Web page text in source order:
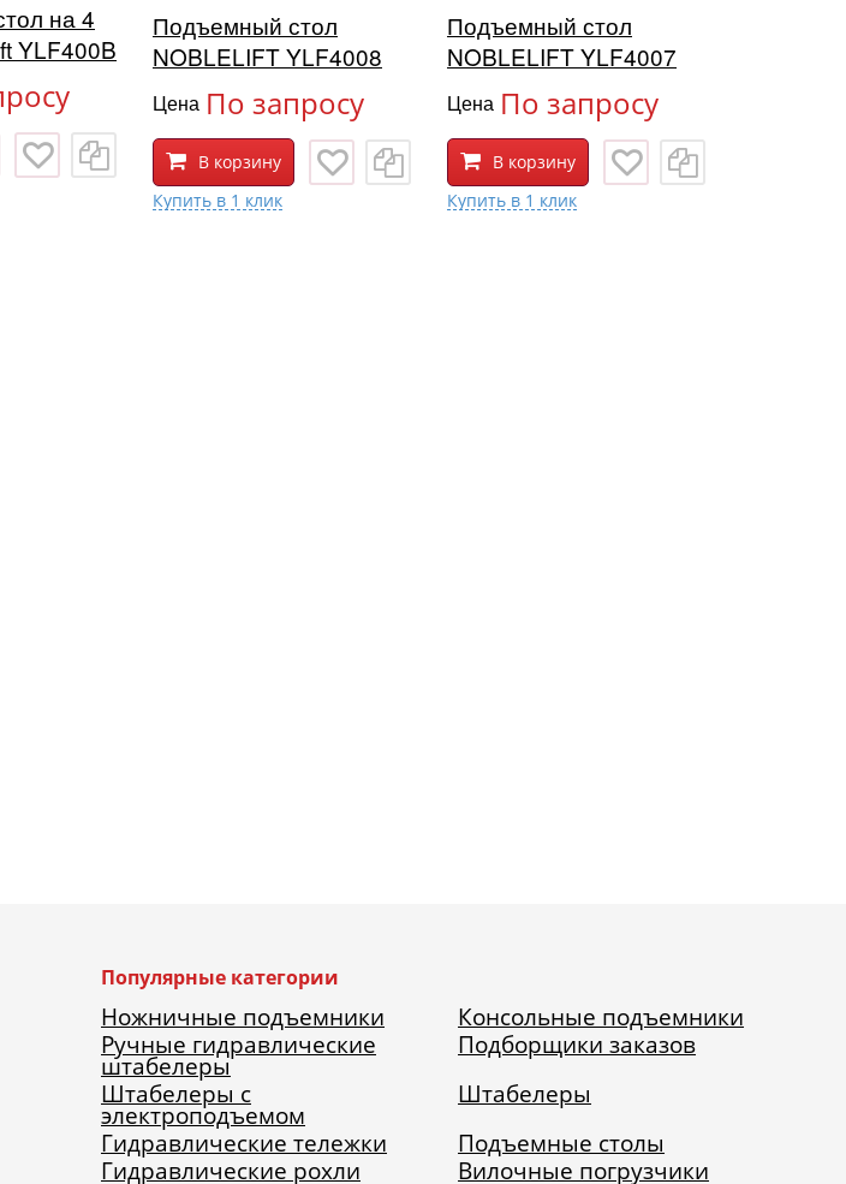
на 4
YLF400B
Подъемный стол
NOBLELIFT YLF4008
Цена По запросу
В корзину
Подъемный стол
NOBLELIFT YLF4007
Цена По запросу
В корзину
Популярные категории
Ножничные подъемники
Консольные подъемники
Ручные гидравлические
штабелеры
Подборщики заказов
Штабелеры с
электроподъемом
Штабелеры
Гидравлические тележки
Подъемные столы
Гидравлические рохли
Вилочные погрузчики